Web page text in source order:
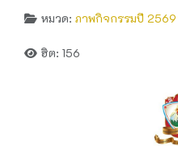
หมวด: ภาพกิจกรรมปี 2569
ฮิต: 156